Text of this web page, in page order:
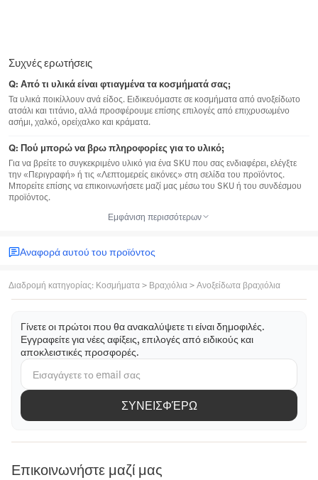
Συχνές ερωτήσεις
Q: Από τι υλικά είναι φτιαγμένα τα κοσμήματά σας;
Τα υλικά ποικίλλουν ανά είδος. Ειδικευόμαστε σε κοσμήματα από ανοξείδωτο
ατσάλι και τιτάνιο, αλλά προσφέρουμε επίσης επιλογές από επιχρυσωμένο
ασήμι, χαλκό, ορείχαλκο και κράματα.
Q: Πού μπορώ να βρω πληροφορίες για το υλικό;
Για να βρείτε το συγκεκριμένο υλικό για ένα SKU που σας ενδιαφέρει, ελέγξτε
την «Περιγραφή» ή τις «Λεπτομερείς εικόνες» στη σελίδα του προϊόντος.
Μπορείτε επίσης να επικοινωνήσετε μαζί μας μέσω του SKU ή του συνδέσμου
προϊόντος.
Εμφάνιση περισσότερων
Αναφορά αυτού του προϊόντος
Διαδρομή κατηγορίας: Κοσμήματα > Βραχιόλια > Ανοξείδωτα βραχιόλια
Γίνετε οι πρώτοι που θα ανακαλύψετε τι είναι δημοφιλές.
Εγγραφείτε για νέες αφίξεις, επιλογές από ειδικούς και
αποκλειστικές προσφορές.
ΣΥΝΕΙΣΦΈΡΩ
Επικοινωνήστε μαζί μας